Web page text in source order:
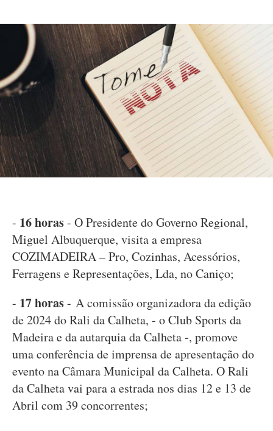
- 16 horas- O Presidente do Governo Regional,
Miguel Albuquerque, visita a empresa
COZIMADEIRA – Pro, Cozinhas, Acessórios,
Ferragens e Representações, Lda, no Caniço;
- 17 horas- A comissão organizadora da edição
de 2024 do Rali da Calheta, - o Club Sports da
Madeira e da autarquia da Calheta -, promove
uma conferência de imprensa de apresentação do
evento na Câmara Municipal da Calheta. O Rali
da Calheta vai para a estrada nos dias 12 e 13 de
Abril com 39 concorrentes;